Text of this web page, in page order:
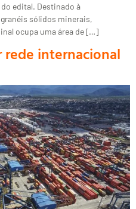
edital. Destinado à
sólidos minerais,
ocupa uma área de […]
rede internacional